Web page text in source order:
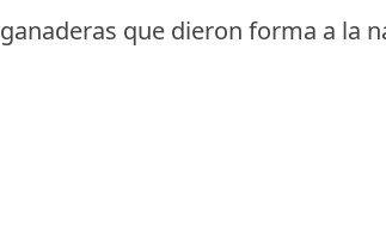
ganaderas que dieron forma a la